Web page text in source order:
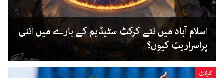
اسلام آباد میں نئے کرکٹ سٹیڈیم کے بارے میں اتنی
پراسراریت کیوں؟
کرکٹ